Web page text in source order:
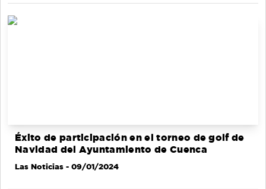
Éxito de participación en el torneo de golf de
Navidad del Ayuntamiento de Cuenca
Las Noticias - 09/01/2024